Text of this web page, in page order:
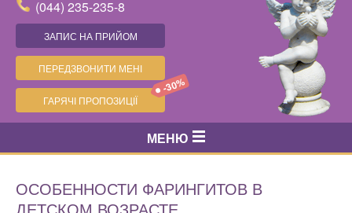
(044) 235-235-8
ЗАПИС НА ПРИЙОМ
ПЕРЕДЗВОНИТИ МЕНІ
ГАРЯЧІ ПРОПОЗИЦІЇ
-30%
МЕНЮ
ОСОБЕННОСТИ ФАРИНГИТОВ В